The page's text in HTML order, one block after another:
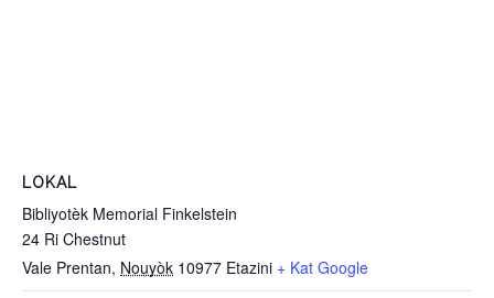
LOKAL
Bibliyotèk Memorial Finkelstein
24 Ri Chestnut
Vale Prentan, Nouyòk 10977 Etazini + Kat Google